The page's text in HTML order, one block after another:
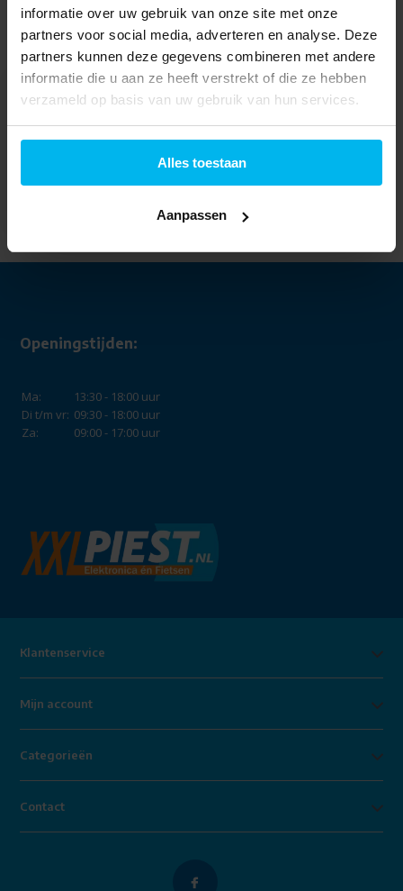
informatie over uw gebruik van onze site met onze
partners voor social media, adverteren en analyse. Deze
partners kunnen deze gegevens combineren met andere
informatie die u aan ze heeft verstrekt of die ze hebben
verzameld op basis van uw gebruik van hun services.
Alles toestaan
Aanpassen
Laatst bekeken
Over-ear koptelefoon
Openingstijden:
Ma:
13:30 - 18:00 uur
Di t/m vr: 09:30 - 18:00 uur
Za:
09:00 - 17:00 uur
Klantenservice
Mijn account
Categorieën
Contact